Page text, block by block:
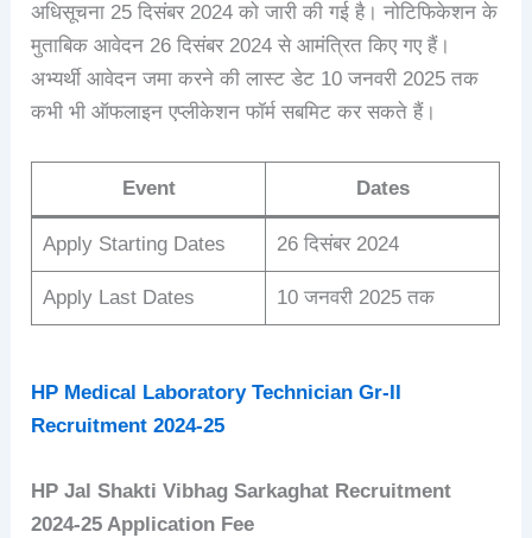
अधिसूचना 25 दिसंबर 2024 को जारी की गई है। नोटिफिकेशन के
मुताबिक आवेदन 26 दिसंबर 2024 से आमंत्रित किए गए हैं।
अभ्यर्थी आवेदन जमा करने की लास्ट डेट 10 जनवरी 2025 तक
कभी भी ऑफलाइन एप्लीकेशन फॉर्म सबमिट कर सकते हैं।
Event Dates
Apply Starting Dates 26 दिसंबर 2024
Apply Last Dates 10 जनवरी 2025 तक
HP Medical Laboratory Technician Gr-II
Recruitment 2024-25
HP Jal Shakti VibhagSarkaghat Recruitment
2024-25 Application Fee